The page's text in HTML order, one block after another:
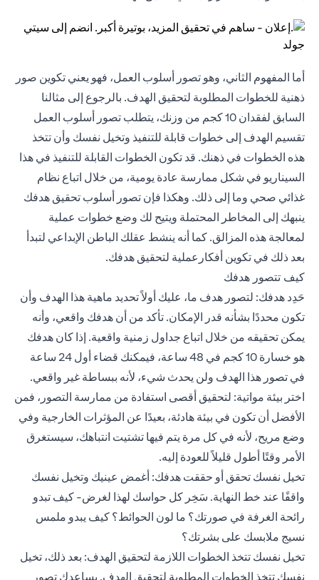
أما المفهوم الثاني، وهو تصور أسلوب العمل، فهو يعني تكوين صور
ذهنية للخطوات المطلوبة لتحقيق الهدف. بالرجوع إلى مثالنا
السابق لفقدان 10 كجم من وزنك، يتطلب تصور أسلوب العمل
تقسيم الهدف إلى خطوات قابلة للتنفيذ وتخيل نفسك وأن تتخذ
هذه الخطوات في ذهنك. قد تكون الخطوات القابلة للتنفيذ في هذا
السيناريو في شكل ممارسة عادة يومية، من خلال اتباع نظام
غذائي صحي وما إلى ذلك. وهكذا فإن تصور أسلوب تحقيق هدفك
ينبهك إلى المخاطر المحتملة ويتيح لك وضع خطوات عملية
لمعالجة هذه المزالق. كما أنه ينشط عقلك الباطن الإبداعي لتبدأ
بعد ذلك في تكوين أفكارعملية لتحقيق هدفك.
كيف تتصور هدفك
حَدِد هدفك: لتصور هدف ما، عليك أولاً تحديد ماهية هذا الهدف وأن
تكون محددًا بشأنه قدر الإمكان. تأكد من أن هدفك واقعي، وأنه
يمكن تحقيقه من خلال اتباع جداول زمنية واقعية. إذا كان هدفك
هو خسارة 10 كجم في 48 ساعة، فيمكنك قضاء أول 24 ساعة
في تصور هذا الهدف ولن يحدث شيء، لأنه ببساطة غير واقعي.
اختر بيئة مواتية: لتحقيق أقصى استفادة من ممارسة التصور، فمن
الأفضل أن تكون في بيئة هادئة، بعيدًا عن المؤثرات الخارجية وفي
وضع مريح، لأنه في كل مرة يتم فيها تشتيت انتباهك، سيستغرق
الأمر وقتًا أطول قليلاً للعودة إليه.
تخيل نفسك تحقق أو حققت هدفك: أغمض عينيك وتخيل نفسك
واقفًا عند خط النهاية. سَخِر كل حواسك لهذا لغرض- كيف تبدو
رائحة الغرفة في صورتك؟ ما لون الحوائط؟ كيف يبدو ملمس
نسيج ملابسك على بشرتك؟
تخيل نفسك تتخذ الخطوات اللازمة لتحقيق الهدف: بعد ذلك، تخيل
نفسك تتخذ الخطوات المطلوبة لتحقيق الهدف. يساعدك تصور